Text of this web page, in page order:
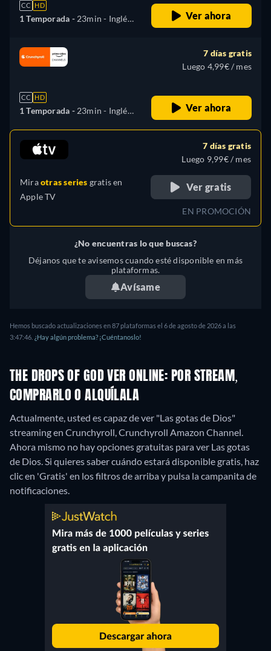
CC HD
1 Temporada - 23min - Inglés,
Ver ahora
CC HD
1 Temporada - 23min - Inglés,
7 días gratis
Luego 4,99€ / mes
Ver ahora
Miraotras series gratis en
Apple TV
7 días gratis
Luego 9,99€ / mes
Ver gratis
EN PROMOCIÓN
¿No encuentras lo que buscas?
Déjanos que te avisemos cuando esté disponible en más
plataformas.
Avísame
Hemos buscado actualizaciones en 87 plataformas el 6 de agosto de 2026 a las
3:47:46. ¿Hay algún problema? ¡Cuéntanoslo!
THE DROPS OF GOD VER ONLINE: POR STREAM,
COMPRARLO O ALQUÍLALA
Actualmente, usted es capaz de ver "Las gotas de Dios"
streaming en Crunchyroll, Crunchyroll Amazon Channel.
Ahora mismo no hay opciones gratuitas para ver Las gotas
de Dios. Si quieres saber cuándo estará disponible gratis, haz
clic en 'Gratis' en los filtros de arriba y pulsa la campanita de
notificaciones.